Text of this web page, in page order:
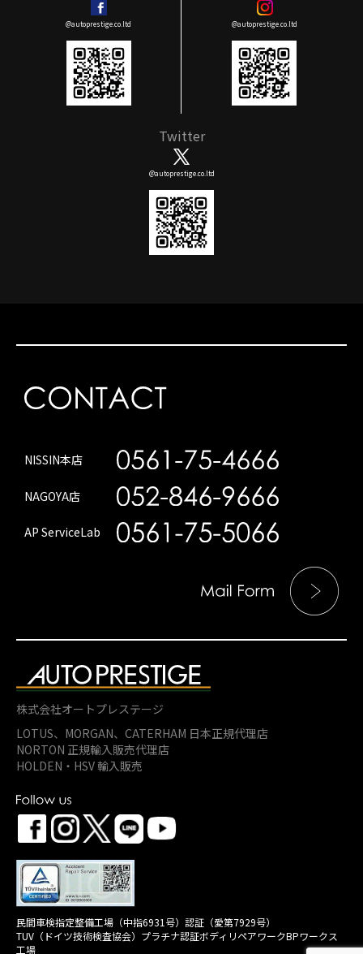
@autoprestige.co.ltd @autoprestige.co.ltd
Twitter
@autoprestige.co.ltd
NISSIN本店
NAGOYA店
AP ServiceLab
株式会社オートプレステージ
LOTUS、MORGAN、 CATERHAM 日本正規代理店
NORTON 正規輸入販売代理店
HOLDEN・HSV 輸入販売
民間車検指定整備工場（中指6931号）認証（愛第7929号）
TUV（ドイツ技術検査協会）プラチナ認証ボディリペアワークBPワークス
工場